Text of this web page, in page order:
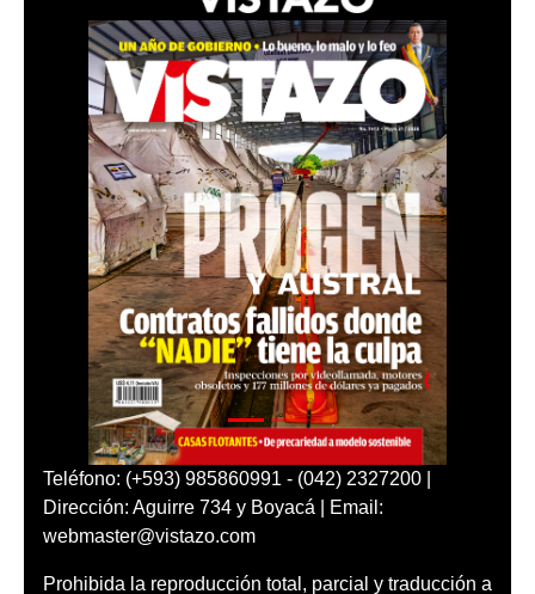
Teléfono: (+593) 985860991 - (042) 2327200 |
Dirección: Aguirre 734 y Boyacá | Email:
webmaster@vistazo.com
Prohibida la reproducción total, parcial y traducción a